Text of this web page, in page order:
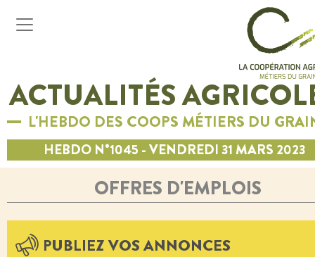
ACTUALITÉS
L'HEBDO DES COOPS MÉTIERS DU
HEBDO N°1045 - VENDREDI 31 MARS 2023
OFFRES D'EMPLOIS
PUBLIEZ VOS ANNONCES